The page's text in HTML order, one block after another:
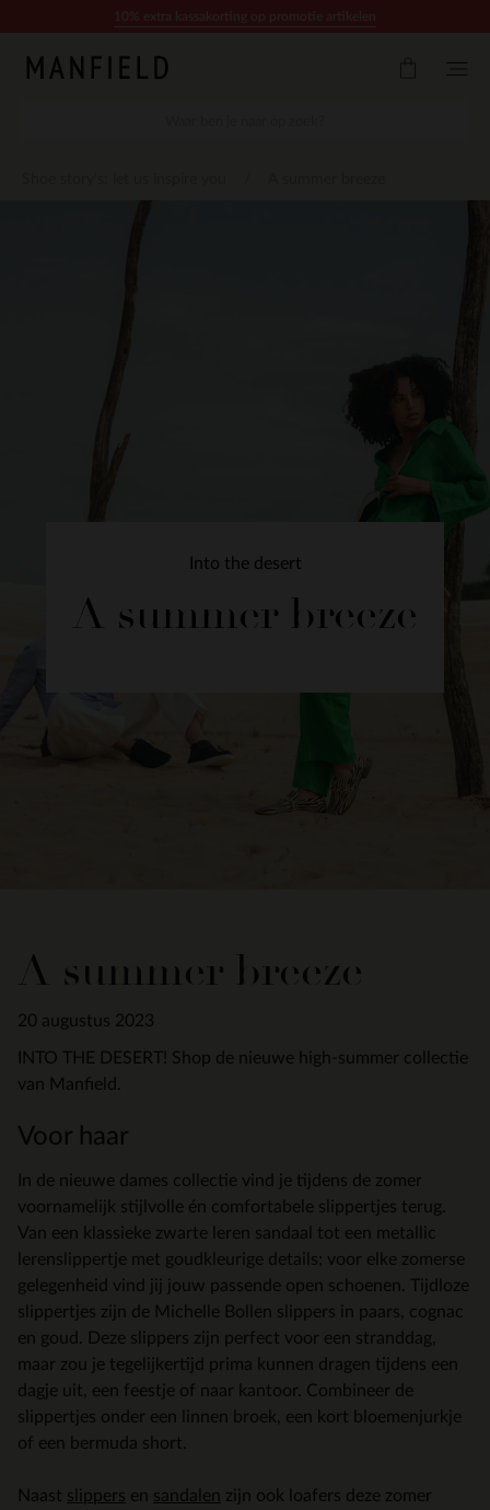
A summer breeze
20 augustus 2023
INTO THE DESERT! Shop de nieuwe high-summer collectie
van Manfield.
Into the desert
A summer breeze
Voor haar
In de nieuwe dames collectie vind je tijdens de zomer
voornamelijk stijlvolle én comfortabele slippertjes terug.
Van een klassieke zwarte leren sandaal tot een metallic
lerenslippertje met goudkleurige details; voor elke zomerse
gelegenheid vind jij jouw passende open schoenen. Tijdloze
slippertjes zijn de Michelle Bollen slippers in paars, cognac
en goud. Deze slippers zijn perfect voor een stranddag,
maar zou je tegelijkertijd prima kunnen dragen tijdens een
dagje uit, een feestje of naar kantoor. Combineer de
slippertjes onder een linnen broek, een kort bloemenjurkje
of een bermuda short.
Naast slippers en sandalen zijn ook loafers deze zomer